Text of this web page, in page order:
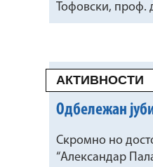
Тофовски, проф.
АКТИВНОСТИ
Одбележан
Скромно но
“Александар